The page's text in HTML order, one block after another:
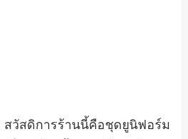
สวัสดิการร้านนี้คือชุดยูนิฟอร์ม